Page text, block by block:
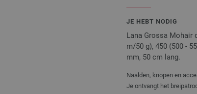
JE HEBT NODIG
Lana Grossa Mohair
m/50 g), 450 (500 -
mm, 50 cm lang.
Naalden, knopen en
Je ontvangt het